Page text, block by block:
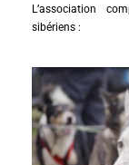
L’association
sibériens :